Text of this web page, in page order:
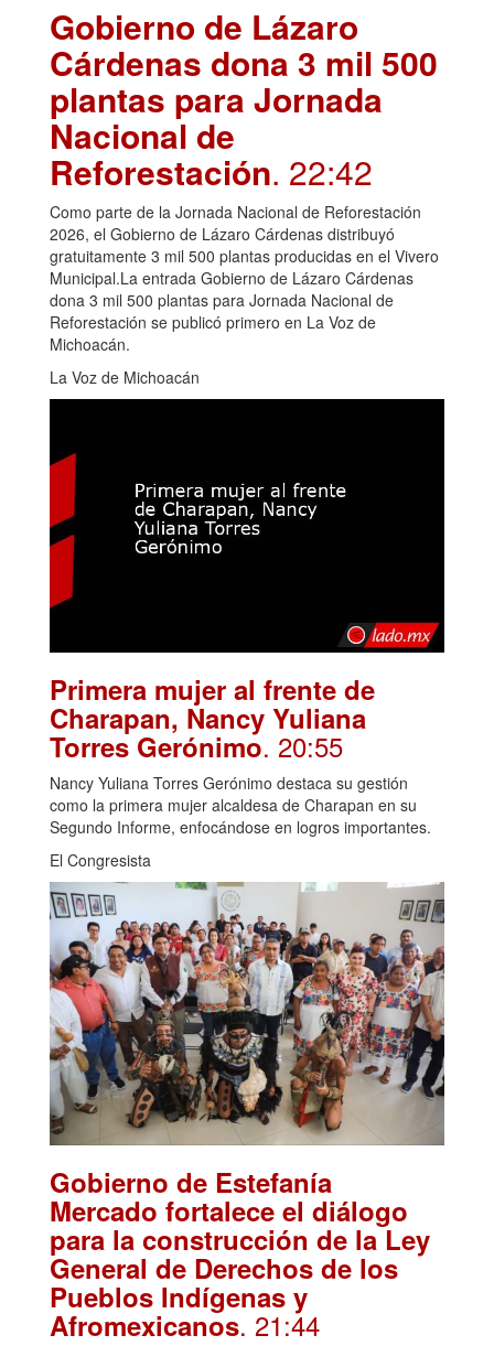
Gobierno de Lázaro
Cárdenas dona 3 mil 500
plantas para Jornada
Nacional de
Reforestación. 22:42
Como parte de la Jornada Nacional de Reforestación
2026, el Gobierno de Lázaro Cárdenas distribuyó
gratuitamente 3 mil 500 plantas producidas en el Vivero
Municipal.La entrada Gobierno de Lázaro Cárdenas
dona 3 mil 500 plantas para Jornada Nacional de
Reforestación se publicó primero en La Voz de
Michoacán.
La Voz de Michoacán
Primera mujer al frente de
Charapan, Nancy Yuliana
Torres Gerónimo. 20:55
Nancy Yuliana Torres Gerónimo destaca su gestión
como la primera mujer alcaldesa de Charapan en su
Segundo Informe, enfocándose en logros importantes.
El Congresista
Gobierno de Estefanía
Mercado fortalece el diálogo
para la construcción de la Ley
General de Derechos de los
Pueblos Indígenas y
Afromexicanos. 21:44